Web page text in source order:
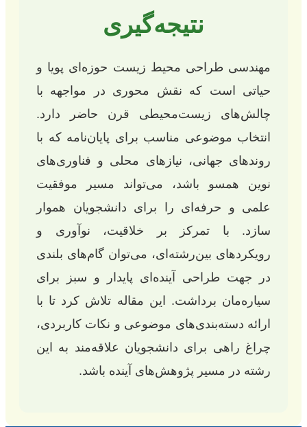
نتیجه‌گیری
مهندسی طراحی محیط زیست حوزه‌ای پویا و
حیاتی است که نقش محوری در مواجهه با
چالش‌های زیست‌محیطی قرن حاضر دارد.
انتخاب موضوعی مناسب برای پایان‌نامه که با
روندهای جهانی، نیازهای محلی و فناوری‌های
نوین همسو باشد، می‌تواند مسیر موفقیت
علمی و حرفه‌ای را برای دانشجویان هموار
سازد. با تمرکز بر خلاقیت، نوآوری و
رویکردهای بین‌رشته‌ای، می‌توان گام‌های بلندی
در جهت طراحی آینده‌ای پایدار و سبز برای
سیاره‌مان برداشت. این مقاله تلاش کرد تا با
ارائه دسته‌بندی‌های موضوعی و نکات کاربردی،
چراغ راهی برای دانشجویان علاقه‌مند به این
رشته در مسیر پژوهش‌های آینده باشد.